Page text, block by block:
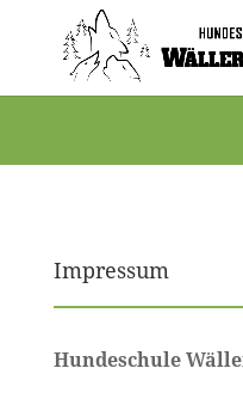
Impressum
Hundeschule